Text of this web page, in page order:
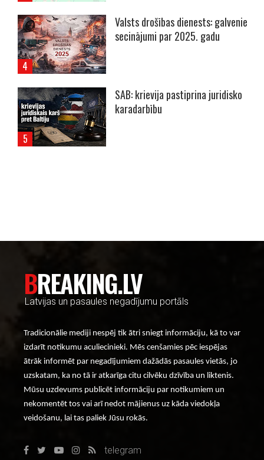
Valsts drošības dienests: galvenie
secinājumi par 2025. gadu
SAB: krievija pastiprina juridisko
karadarbību
BREAKING.LV
Latvijas un pasaules negadījumu portāls
Tradicionālie mediji nespēj tik ātri sniegt informāciju, kā to var
izdarīt notikumu aculiecinieki. Mēs cenšamies pēc iespējas
ātrāk informēt par negadījumiem dažādās pasaules vietās, jo
uzskatam, ka no tā ir atkarīga citu cilvēku dzīvība un liktenis.
Mūsu uzdevums publicēt informāciju par notikumiem un
nekomentēt tos vai arī nedot mājienus uz kāda viedokļa
veidošanu, lai tas paliek Jūsu rokās.
telegram